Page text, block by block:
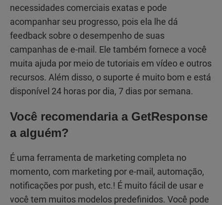
necessidades comerciais exatas e pode
acompanhar seu progresso, pois ela lhe dá
feedback sobre o desempenho de suas
campanhas de e-mail. Ele também fornece a você
muita ajuda por meio de tutoriais em vídeo e outros
recursos. Além disso, o suporte é muito bom e está
disponível 24 horas por dia, 7 dias por semana.
Você recomendaria a GetResponse
a alguém?
É uma ferramenta de marketing completa no
momento, com marketing por e-mail, automação,
notificações por push, etc.! É muito fácil de usar e
você tem muitos modelos predefinidos. Você pode